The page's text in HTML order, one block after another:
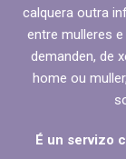
calquera outra
entre mulleres
demanden, de
home ou
É un servizo